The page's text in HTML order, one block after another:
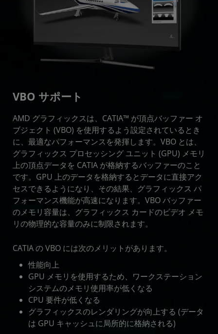
VBO サポート
AMD グラフィックスは、CATIA™ が頂点バッファー オ
ブジェクト (VBO) を使用するよう設定されているとき
に、最適なパフォーマンスを発揮します。VBO とは、
グラフィックス プロセッシング ユニット (GPU) メモリ
上の頂点データを CATIA が格納するバッファーのこと
です。GPU 上のデータを格納するとデータに直接アク
セスできるようになり、その結果、グラフィックス パ
フォーマンス機能が高速になります。VBO バッファー
のメモリ容量は、グラフィックス カードのビデオ メモ
リの物理的な容量のみに制限されます。
CATIA の VBO には次のメリットがあります。
性能向上
GPU メモリを使用するため、ワークステーション
システムのメモリ使用率が低くなる
CPU 要件が低くなる
グラフィックスのレンダリングが向上する (データ
は GPU キャッシュに局所的に格納される)